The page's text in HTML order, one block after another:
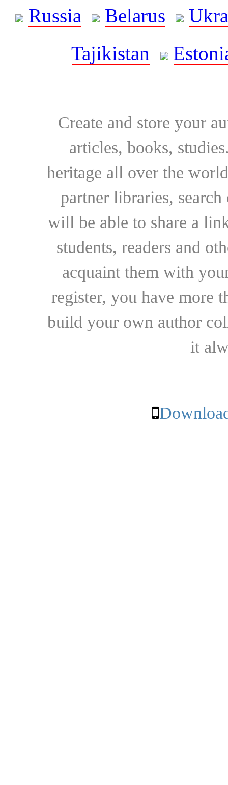
Russia
Belarus
Tajikistan
Create and store your
articles, books,
heritage all over the
partner libraries,
will be able to share a
students, readers and
acquaint them with
register, you have more
build your own author
it